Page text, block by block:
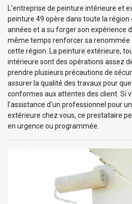
L’entreprise de peinture intérieure et
peinture 49 opère dans toute la région
années et a su forger son expérience
même temps renforcer sa renommée
cette région. La peinture extérieure,
intérieure sont des opérations assez
prendre plusieurs précautions de
assurer la qualité des travaux pour
conformes aux attentes des client. Si
l’assistance d'un professionnel pour
extérieure chez vous, ce prestataire
en urgence ou programmée.